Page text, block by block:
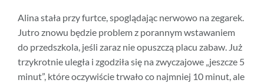
Alina stała przy furtce, spoglądając nerwowo na zegarek.
Jutro znowu będzie problem z porannym wstawaniem
do przedszkola, jeśli zaraz nie opuszczą placu zabaw. Już
trzykrotnie uległa i zgodziła się na zwyczajowe „jeszcze 5
minut”, które oczywiście trwało co najmniej 10 minut, ale